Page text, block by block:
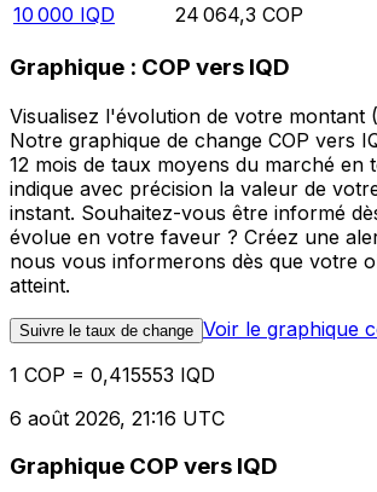
10 000 IQD 24 064,3 COP
Graphique : COP vers IQD
Visualisez l'évolution de votre montant
Notre graphique de change COP vers
12 mois de taux moyens du marché en
indique avec précision la valeur de
instant. Souhaitez-vous être informé
évolue en votre faveur ? Créez une
nous vous informerons dès que votre
atteint.
Suivre le taux de change Voir le graphique
1 COP = 0,415553 IQD
6 août 2026, 21:16 UTC
Graphique COP vers IQD